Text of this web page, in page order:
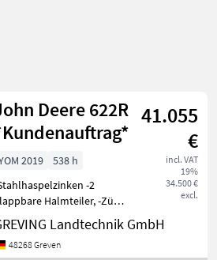
Deere 622R 41.055
€
incl. VAT
19%
34.500 €
excl.
2019
538 h
-2
Halmteiler, -Zürn
mit 2 Messer
Rapsprofi II -Zürn
mit
Landtechnik GmbH
48268 Greven